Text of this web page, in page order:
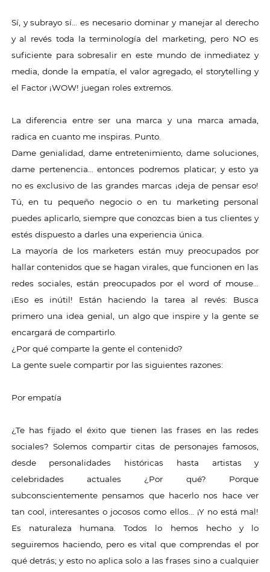
Sí, y subrayo sí… es necesario dominar y manejar al derecho
y al revés toda la terminología del marketing, pero NO es
suficiente para sobresalir en este mundo de inmediatez y
media, donde la empatía, el valor agregado, el storytelling y
el Factor ¡WOW! juegan roles extremos.
La diferencia entre ser una marca y una marca amada,
radica en cuanto me inspiras. Punto.
Dame genialidad, dame entretenimiento, dame soluciones,
dame pertenencia… entonces podremos platicar; y esto ya
no es exclusivo de las grandes marcas ¡deja de pensar eso!
Tú, en tu pequeño negocio o en tu marketing personal
puedes aplicarlo, siempre que conozcas bien a tus clientes y
estés dispuesto a darles una experiencia única.
La mayoría de los marketers están muy preocupados por
hallar contenidos que se hagan virales, que funcionen en las
redes sociales, están preocupados por el word of mouse…
¡Eso es inútil! Están haciendo la tarea al revés: Busca
primero una idea genial, un algo que inspire y la gente se
encargará de compartirlo.
¿Por qué comparte la gente el contenido?
La gente suele compartir por las siguientes razones:
Por empatía
¿Te has fijado el éxito que tienen las frases en las redes
sociales? Solemos compartir citas de personajes famosos,
desde personalidades históricas hasta artistas y
celebridades actuales ¿Por qué? Porque
subconscientemente pensamos que hacerlo nos hace ver
tan cool, interesantes o jocosos como ellos… ¡Y no está mal!
Es naturaleza humana. Todos lo hemos hecho y lo
seguiremos haciendo, pero es vital que comprendas el por
qué detrás; y esto no aplica solo a las frases sino a cualquier